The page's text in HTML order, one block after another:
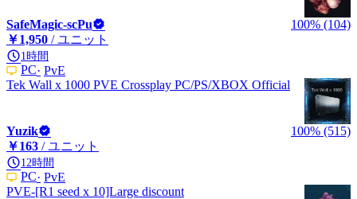
SafeMagic-scPu
100% (104)
￥1,950 / ユニット
1時間
PC PvE
Tek Wall x 1000 PVE Crossplay PC/PS/XBOX Official
Yuzik
100% (515)
￥163 / ユニット
12時間
PC PvE
PVE-[R1 seed x 10]Large discount